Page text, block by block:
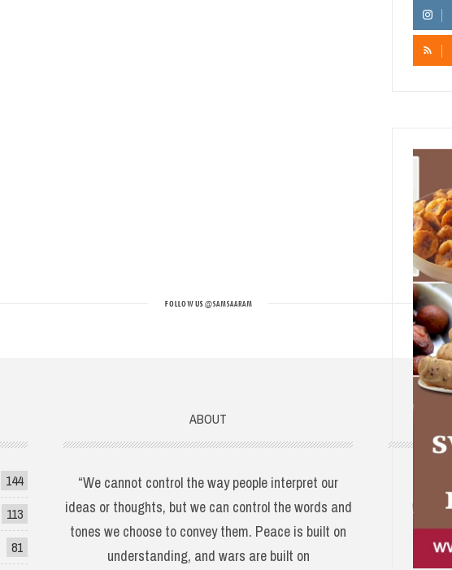
FOLLOW US@SAMSAARAM
144
113
81
ABOUT
“We cannot control the way people interpret our
ideas or thoughts, but we can control the words and
tones we choose to convey them. Peace is built on
understanding, and wars are built on